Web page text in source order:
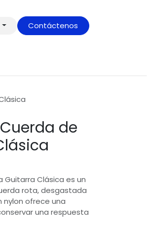
Contáctenos
de
Guitarra Clásica es un
rota, desgastada
nylon ofrece una
una respuesta